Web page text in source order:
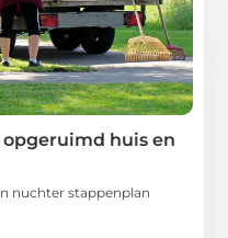
huis en
nuchter stappenplan